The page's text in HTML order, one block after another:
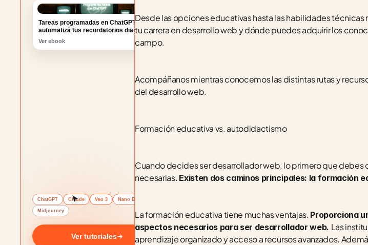
Tareas programadas en ChatGPT:
automatizá tus recordatorios diarios
ChatGPT Claude Veo 3 Nano Banana
Midjourney
Ver tutoriales
Desde las opciones educativas hasta las habilidades
tu carrera en desarrollo web y dónde puedes adquirir los
campo.
Acompáñanos mientras conocemos las distintas rutas y
del desarrollo web.
Formación educativa vs. autodidactismo
Cuando decides ser desarrollador web, lo primero que
necesarias. Existen dos caminos principales: la formación
La formación educativa tiene muchas ventajas. Proporciona
aspectos necesarios para ser desarrollador web. Las
aprendizaje organizado y acceso a recursos avanzados.